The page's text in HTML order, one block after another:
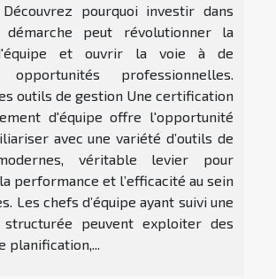
pourquoi investir dans
peut révolutionner la
et ouvrir la voie à de
opportunités professionnelles.
outils de gestion Une certification
d'équipe offre l'opportunité
avec une variété d’outils de
véritable levier pour
performance et l’efficacité au sein
Les chefs d’équipe ayant suivi une
peuvent exploiter des
planification,...